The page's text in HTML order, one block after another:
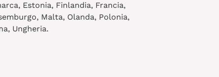
Estonia, Finlandia, Francia,
Malta, Olanda, Polonia,
Ungheria.